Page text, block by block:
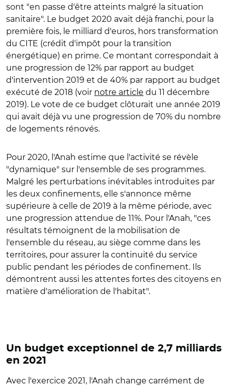
sont "en passe d'être atteints malgré la situation
sanitaire". Le budget 2020 avait déjà franchi, pour la
première fois, le milliard d'euros, hors transformation
du CITE (crédit d'impôt pour la transition
énergétique) en prime. Ce montant correspondait à
une progression de 12% par rapport au budget
d'intervention 2019 et de 40% par rapport au budget
exécuté de 2018 (voir notre article du 11 décembre
2019). Le vote de ce budget clôturait une année 2019
qui avait déjà vu une progression de 70% du nombre
de logements rénovés.
Pour 2020, l'Anah estime que l'activité se révèle
"dynamique" sur l'ensemble de ses programmes.
Malgré les perturbations inévitables introduites par
les deux confinements, elle s'annonce même
supérieure à celle de 2019 à la même période, avec
une progression attendue de 11%. Pour l'Anah, "ces
résultats témoignent de la mobilisation de
l'ensemble du réseau, au siège comme dans les
territoires, pour assurer la continuité du service
public pendant les périodes de confinement. Ils
démontrent aussi les attentes fortes des citoyens en
matière d'amélioration de l'habitat".
Un budget exceptionnel de 2,7 milliards
en 2021
Avec l'exercice 2021, l'Anah change carrément de